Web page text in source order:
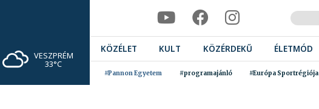
VESZPRÉM
33°C
KÖZÉLET KULT KÖZÉRDEKŰ ÉLETMÓD
#Pannon Egyetem #programajánló #Európa Sportrégiója